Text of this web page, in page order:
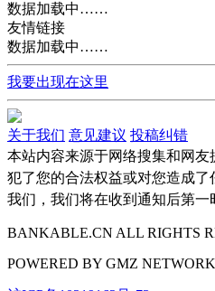
数据加载中……
友情链接
数据加载中……
我要出现在这里
关于我们 意见建议 投稿纠错
本站内容来源于网络搜集和网
犯了您的合法权益或对您造成
我们，我们将在收到通知后第一
BANKABLE.CN ALL RIGHTS
POWERED BY GMZ